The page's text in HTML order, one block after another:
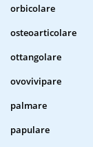
orbicolare
osteoarticolare
ottangolare
ovovivipare
palmare
papulare